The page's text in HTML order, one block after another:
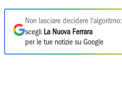
Non lasciare decidere l'algoritmo:
scegli La Nuova Ferrara
per le tue notizie su Google